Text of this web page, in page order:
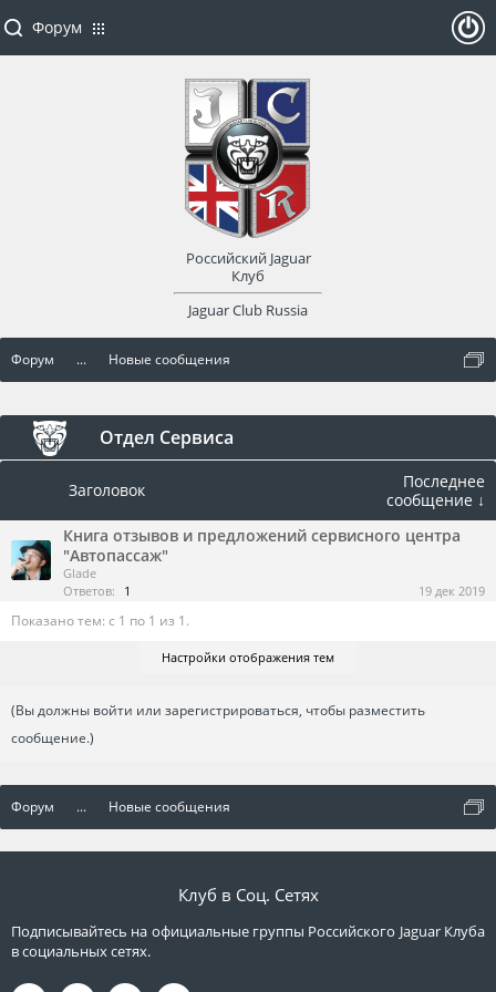
Форум ... Новые сообщения
Отдел Сервиса
Заголовок
Последнее
сообщение ↓
Книга отзывов и предложений сервисного центра
"Автопассаж"
Glade
Ответов:
1 19 дек 2019
Показано тем: с 1 по 1 из 1.
Настройки отображения тем
(Вы должны войти или зарегистрироваться, чтобы разместить
сообщение.)
Форум ... Новые сообщения
Форум
Российский Jaguar
Клуб
Jaguar Club Russia
оват
Клуб в Соц. Сетях
Подписывайтесь на официальные группы Российского Jaguar Клуба
в социальных сетях.